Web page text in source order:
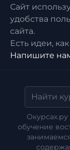
Сайт
удобства
сайта.
Есть идеи,
Напишите
Окурсах.ру
обучение